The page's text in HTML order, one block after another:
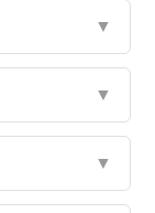
▼
▼
▼